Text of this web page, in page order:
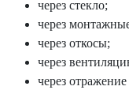
через стекло;
через
через откосы;
через
через